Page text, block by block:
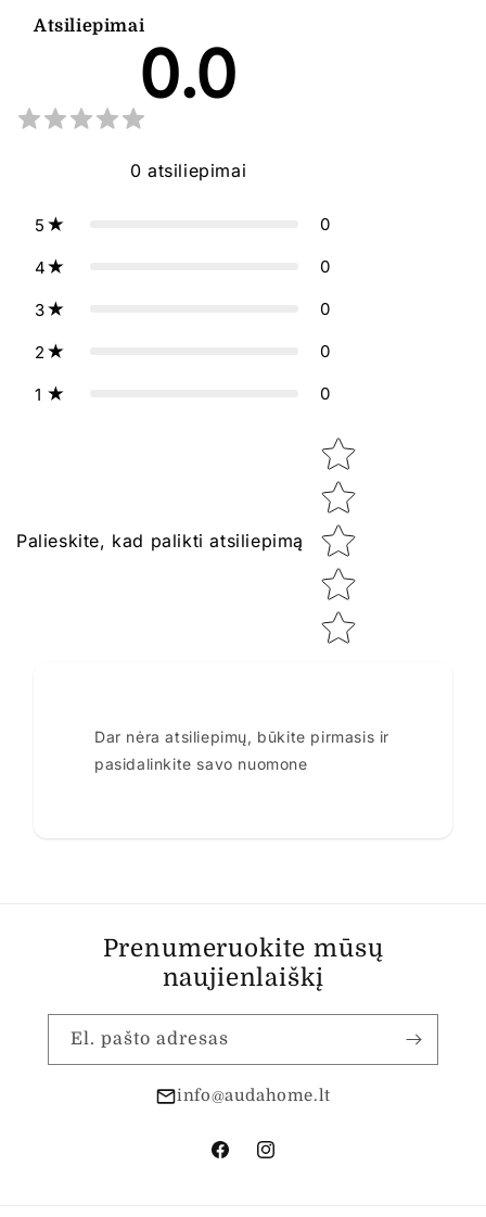
Atsiliepimai
0.0
0 atsiliepimai
5 0
4 0
3 0
2 0
1 0
Palieskite, kad palikti atsiliepimą
Star rating
Dar nėra atsiliepimų, būkite pirmasis ir
pasidalinkite savo nuomone
Prenumeruokite mūsų
naujienlaiškį
El. pašto adresas
info@audahome.lt
„Facebook“„Instagram“